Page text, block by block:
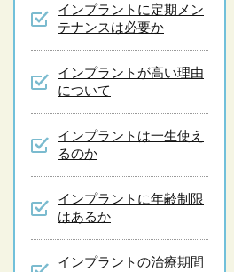
インプラントに定期メン
テナンスは必要か
インプラントが高い理由
について
インプラントは一生使え
るのか
インプラントに年齢制限
はあるか
インプラントの治療期間